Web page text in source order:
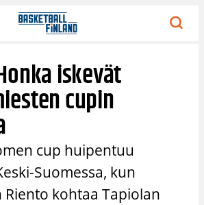
iskevät
cupin
cup huipentuu
Suomessa, kun
Riento kohtaa Tapiolan